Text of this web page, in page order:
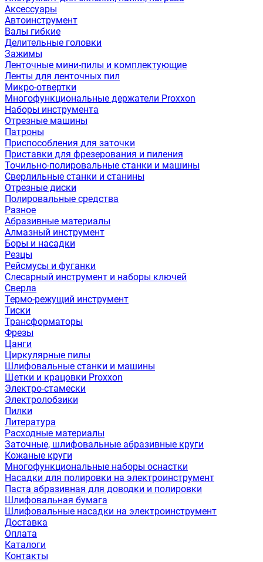
Аксессуары
Автоинструмент
Валы гибкие
Делительные головки
Зажимы
Ленточные мини-пилы и комплектующие
Ленты для ленточных пил
Микро-отвертки
Многофункциональные держатели Proxxon
Наборы инструмента
Отрезные машины
Патроны
Приспособления для заточки
Приставки для фрезерования и пиления
Точильно-полировальные станки и машины
Сверлильные станки и станины
Отрезные диски
Полировальные средства
Разное
Абразивные материалы
Алмазный инструмент
Боры и насадки
Резцы
Рейсмусы и фуганки
Слесарный инструмент и наборы ключей
Сверла
Термо-режущий инструмент
Тиски
Трансформаторы
Фрезы
Цанги
Циркулярные пилы
Шлифовальные станки и машины
Щетки и крацовки Proxxon
Электро-стамески
Электролобзики
Пилки
Литература
Расходные материалы
Заточные, шлифовальные абразивные круги
Кожаные круги
Многофункциональные наборы оснастки
Насадки для полировки на электроинструмент
Паста абразивная для доводки и полировки
Шлифовальная бумага
Шлифовальные насадки на электроинструмент
Доставка
Оплата
Каталоги
Контакты